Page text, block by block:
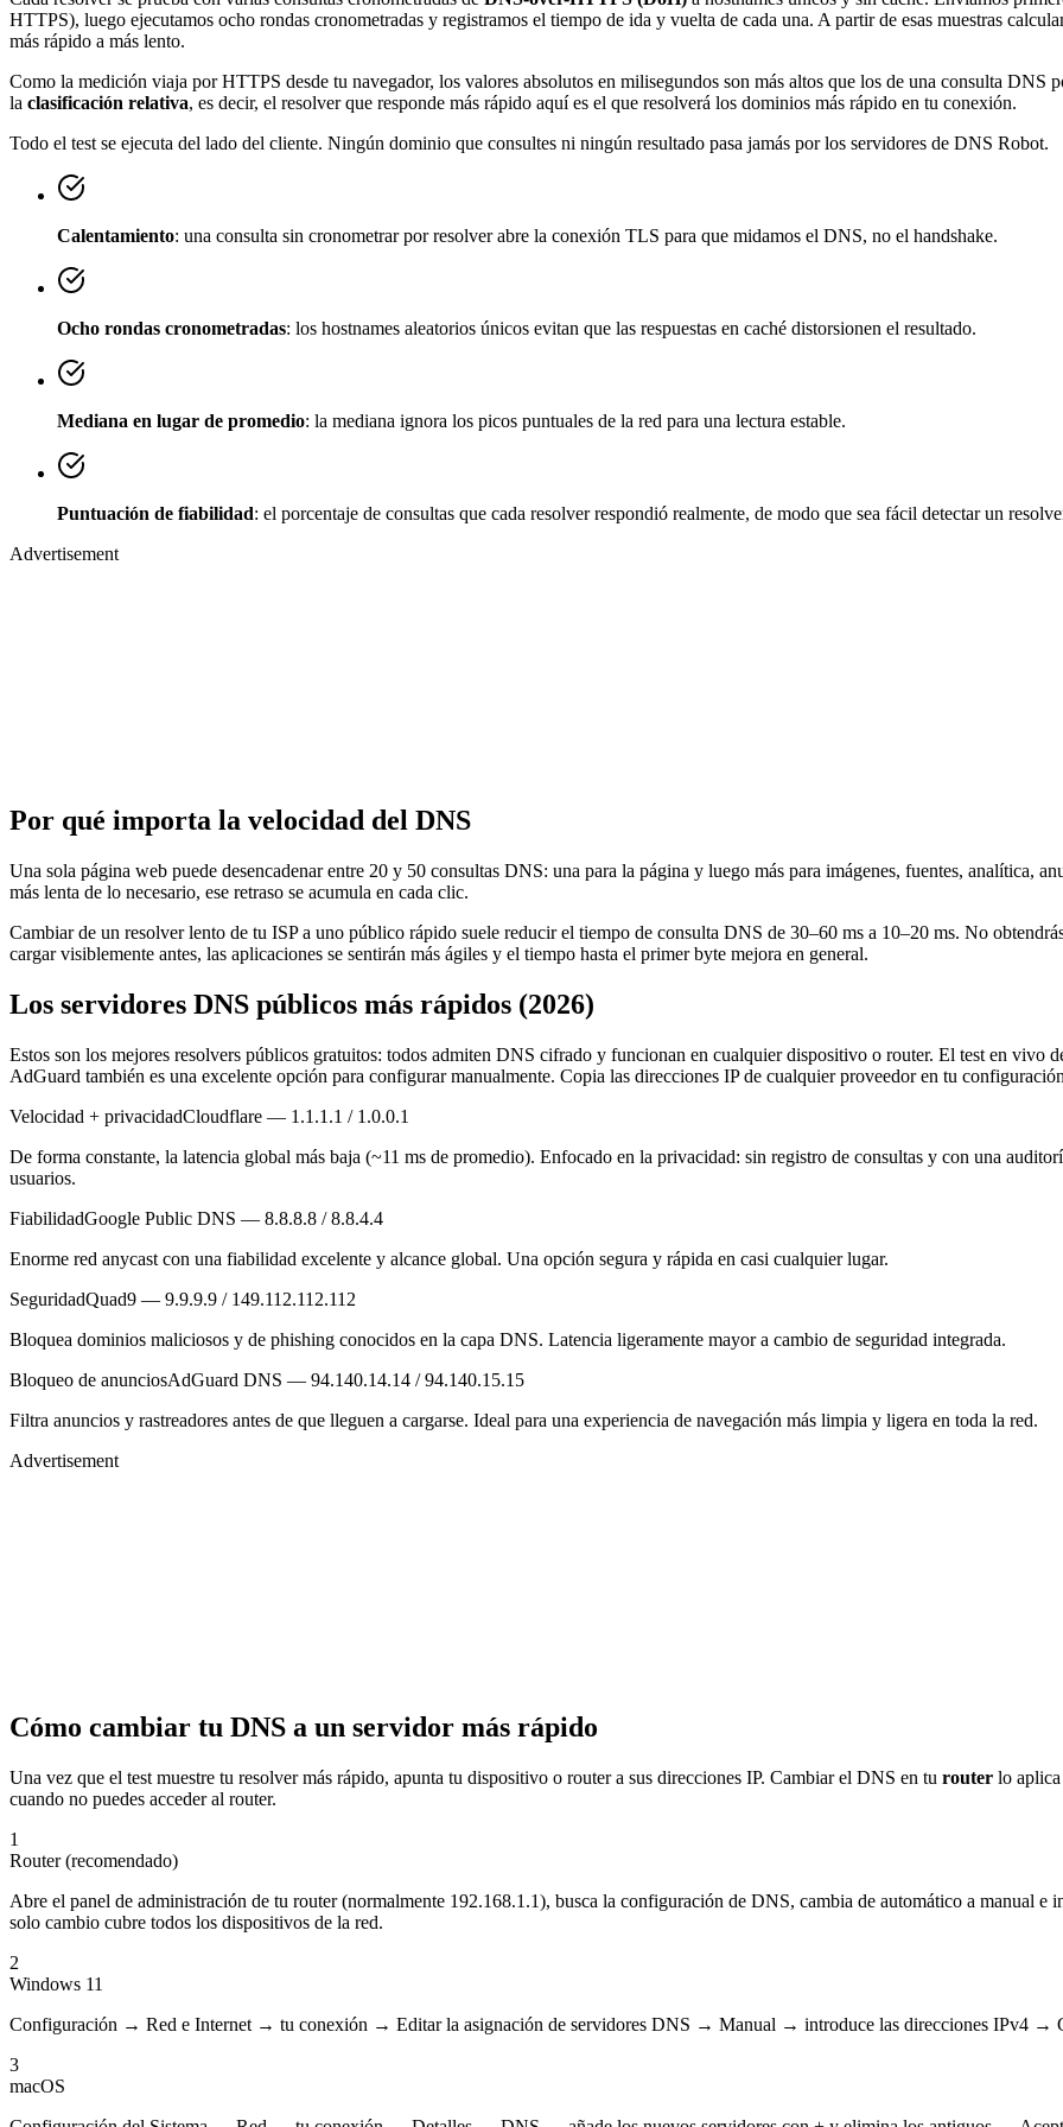
HTTPS), luego ejecutamos ocho rondas cronometradas y registramos el tiempo de ida y vuelta de cada una. A partir de esas muestras
más rápido a más lento.
Como la medición viaja por HTTPS desde tu navegador, los valores absolutos en milisegundos son más altos que los de una consulta DNS
la clasificación relativa, es decir, el resolver que responde más rápido aquí es el que resolverá los dominios más rápido en tu conexión.
Todo el test se ejecuta del lado del cliente. Ningún dominio que consultes ni ningún resultado pasa jamás por los servidores de DNS Robot.
Calentamiento: una consulta sin cronometrar por resolver abre la conexión TLS para que midamos el DNS, no el handshake.
Ocho rondas cronometradas: los hostnames aleatorios únicos evitan que las respuestas en caché distorsionen el resultado.
Mediana en lugar de promedio: la mediana ignora los picos puntuales de la red para una lectura estable.
Puntuación de fiabilidad: el porcentaje de consultas que cada resolver respondió realmente, de modo que sea fácil detectar un
Advertisement
Por qué importa la velocidad del DNS
Una sola página web puede desencadenar entre 20 y 50 consultas DNS: una para la página y luego más para imágenes, fuentes, analítica,
más lenta de lo necesario, ese retraso se acumula en cada clic.
Cambiar de un resolver lento de tu ISP a uno público rápido suele reducir el tiempo de consulta DNS de 30–60 ms a 10–20 ms. No
cargar visiblemente antes, las aplicaciones se sentirán más ágiles y el tiempo hasta el primer byte mejora en general.
Los servidores DNS públicos más rápidos (2026)
Estos son los mejores resolvers públicos gratuitos: todos admiten DNS cifrado y funcionan en cualquier dispositivo o router. El test en vivo
AdGuard también es una excelente opción para configurar manualmente. Copia las direcciones IP de cualquier proveedor en tu
Velocidad + privacidadCloudflare — 1.1.1.1 / 1.0.0.1
De forma constante, la latencia global más baja (~11 ms de promedio). Enfocado en la privacidad: sin registro de consultas y con una
usuarios.
FiabilidadGoogle Public DNS — 8.8.8.8 / 8.8.4.4
Enorme red anycast con una fiabilidad excelente y alcance global. Una opción segura y rápida en casi cualquier lugar.
SeguridadQuad9 — 9.9.9.9 / 149.112.112.112
Bloquea dominios maliciosos y de phishing conocidos en la capa DNS. Latencia ligeramente mayor a cambio de seguridad integrada.
Bloqueo de anunciosAdGuard DNS — 94.140.14.14 / 94.140.15.15
Filtra anuncios y rastreadores antes de que lleguen a cargarse. Ideal para una experiencia de navegación más limpia y ligera en toda la red.
Advertisement
Cómo cambiar tu DNS a un servidor más rápido
Una vez que el test muestre tu resolver más rápido, apunta tu dispositivo o router a sus direcciones IP. Cambiar el DNS en tu router lo
cuando no puedes acceder al router.
1
Router (recomendado)
Abre el panel de administración de tu router (normalmente 192.168.1.1), busca la configuración de DNS, cambia de automático a manual e
solo cambio cubre todos los dispositivos de la red.
2
Windows 11
Configuración → Red e Internet → tu conexión → Editar la asignación de servidores DNS → Manual → introduce las direcciones IPv4 →
3
macOS